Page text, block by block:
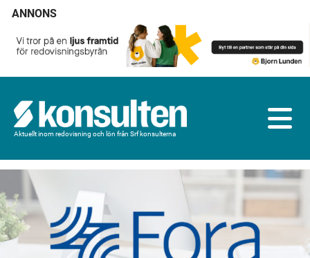
ANNONS
Aktuellt inom redovisning och lön från Srf konsulterna